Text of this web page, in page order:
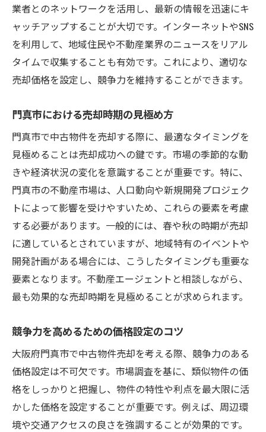
業者とのネットワークを活用し、最新の情報を迅速にキ
ャッチアップすることが大切です。インターネットやSNS
を利用して、地域住民や不動産業界のニュースをリアル
タイムで収集することも有効です。これにより、適切な
売却価格を設定し、競争力を維持することができます。
門真市における売却時期の見極め方
門真市で中古物件を売却する際に、最適なタイミングを
見極めることは売却成功への鍵です。市場の季節的な動
きや経済状況の変化を意識することが重要です。特に、
門真市の不動産市場は、人口動向や新規開発プロジェク
トによって影響を受けやすいため、これらの要素を考慮
する必要があります。一般的には、春や秋の時期が売却
に適しているとされていますが、地域特有のイベントや
開発計画がある場合には、こうしたタイミングも重要な
要素となります。不動産エージェントと相談しながら、
最も効果的な売却時期を見極めることが求められます。
競争力を高めるための価格設定のコツ
大阪府門真市で中古物件売却を考える際、競争力のある
価格設定は不可欠です。市場調査を基に、類似物件の価
格をしっかりと把握し、物件の特性や利点を最大限に活
かした価格を設定することが重要です。例えば、周辺環
境や交通アクセスの良さを強調することが効果的です。